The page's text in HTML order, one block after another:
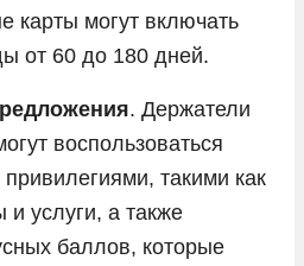
карты могут включать
от 60 до 180 дней.
. Держатели
воспользоваться
такими как
и услуги, а также
баллов, которые